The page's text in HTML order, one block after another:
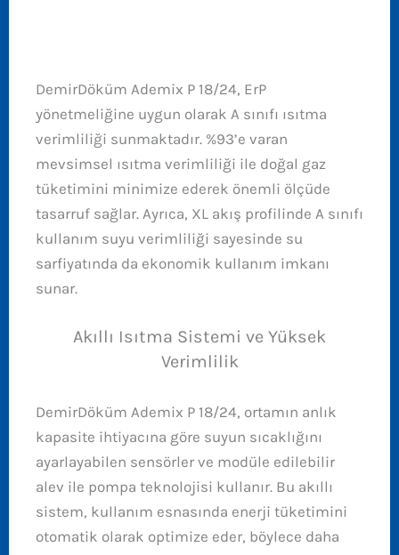
DemirDöküm Ademix P 18/24, ErP
yönetmeliğine uygun olarak A sınıfı ısıtma
verimliliği sunmaktadır. %93’e varan
mevsimsel ısıtma verimliliği ile doğal gaz
tüketimini minimize ederek önemli ölçüde
tasarruf sağlar. Ayrıca, XL akış profilinde A sınıfı
kullanım suyu verimliliği sayesinde su
sarfiyatında da ekonomik kullanım imkanı
sunar.
Akıllı Isıtma Sistemi ve Yüksek
Verimlilik
DemirDöküm Ademix P 18/24, ortamın anlık
kapasite ihtiyacına göre suyun sıcaklığını
ayarlayabilen sensörler ve modüle edilebilir
alev ile pompa teknolojisi kullanır. Bu akıllı
sistem, kullanım esnasında enerji tüketimini
otomatik olarak optimize eder, böylece daha